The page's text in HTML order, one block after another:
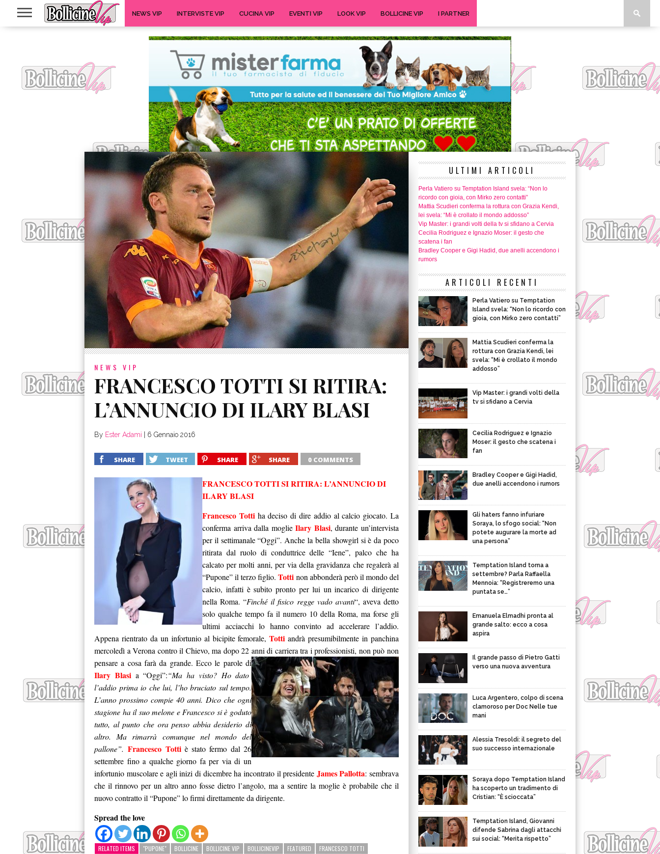
NEWS VIP INTERVISTE VIP CUCINA VIP EVENTI VIP LOOK VIP BOLLICINE VIP I PARTNER
NEWS VIP
FRANCESCO TOTTI SI RITIRA:
L’ANNUNCIO DI ILARY BLASI
By Ester Adami 6 Gennaio 2016
SHARE TWEET SHARE SHARE 0 COMMENTS
FRANCESCO TOTTI SI RITIRA: L’ANNUNCIO DI
ILARY BLASI
Francesco Tottiha deciso di dire addio al calcio giocato. La
conferma arriva dalla moglieIlary Blasi, durante un’intervista
per il settimanale “Oggi”. Anche la bella showgirl si è da poco
ritirata dal ruolo di conduttrice delle “Iene”, palco che ha
calcato per molti anni, per via della gravidanza che regalerà al
“Pupone” il terzo figlio.Totti non abbonderà però il mondo del
calcio, infatti è subito pronto per lui un incarico di dirigente
nella Roma. “Finché il fisico regge vado avanti“, aveva detto
solo qualche tempo fa il numero 10 della Roma, ma forse gli
ultimi acciacchi lo hanno convinto ad accelerare l’addio.
Appena rientrato da un infortunio al bicipite femorale,Totti andrà presumibilmente in panchina
mercoledì a Verona contro il Chievo, ma dopo 22 anni di carriera tra i professionisti, non può non
pensare a cosa farà da grande. Ecco le paroledi
Ilary Blasia “Oggi”:“Ma ha visto? Ho dato
l’addio prima io che lui, l’ho bruciato sul tempo.
L’anno prossimo compie 40 anni. Dico che ogni
stagione ha il suo melone e Francesco si è goduto
tutto, al punto che ora penso abbia desiderio di
altro. Ma rimarrà comunque nel mondo del
pallone”. Francesco Tottiè stato fermo dal 26
settembre fino a qualche giorno fa per via di un
infortunio muscolare e agli inizi di dicembre ha incontrato il presidente James Pallotta: sembrava
che il rinnovo per un altro anno fosse dietro l’angolo, ma a sentire la moglie è probabile che il
nuovo contratto il “Pupone” lo firmi direttamente da dirigente.
Spread the love
RELATED ITEMS "PUPONE" BOLLICINE BOLLICINE VIP BOLLICINEVIP FEATURED
FRANCESCO TOTTI
ULTIMI ARTICOLI
Perla Vatiero su Temptation Island svela: “Non lo
ricordo con gioia, con Mirko zero contatti”
Mattia Scudieri conferma la rottura con Grazia Kendi,
lei svela: “Mi è crollato il mondo addosso”
Vip Master: i grandi volti della tv si sfidano a Cervia
Cecilia Rodriguez e Ignazio Moser: il gesto che
scatena i fan
Bradley Cooper e Gigi Hadid, due anelli accendono i
rumors
ARTICOLI RECENTI
Perla Vatiero su Temptation
Island svela: “Non lo ricordo con
gioia, con Mirko zero contatti”
Mattia Scudieri conferma la
rottura con Grazia Kendi, lei
svela: “Mi è crollato il mondo
addosso”
Vip Master: i grandi volti della
tv si sfidano a Cervia
Cecilia Rodriguez e Ignazio
Moser: il gesto che scatena i
fan
Bradley Cooper e Gigi Hadid,
due anelli accendono i rumors
Gli haters fanno infuriare
Soraya, lo sfogo social: “Non
potete augurare la morte ad
una persona”
Temptation Island torna a
settembre? Parla Raffaella
Mennoia: “Registreremo una
puntata se…”
Emanuela Elmadhi pronta al
grande salto: ecco a cosa
aspira
Il grande passo di Pietro Gatti
verso una nuova avventura
Luca Argentero, colpo di scena
clamoroso per Doc Nelle tue
mani
Alessia Tresoldi: il segreto del
suo successo internazionale
Soraya dopo Temptation Island
ha scoperto un tradimento di
Cristian: “È scioccata”
Temptation Island, Giovanni
difende Sabrina dagli attacchi
sui social: “Merita rispetto”